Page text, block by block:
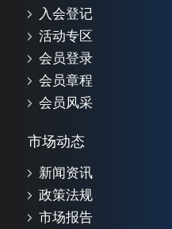
入会登记
活动专区
会员登录
会员章程
会员风采
市场动态
新闻资讯
政策法规
市场报告